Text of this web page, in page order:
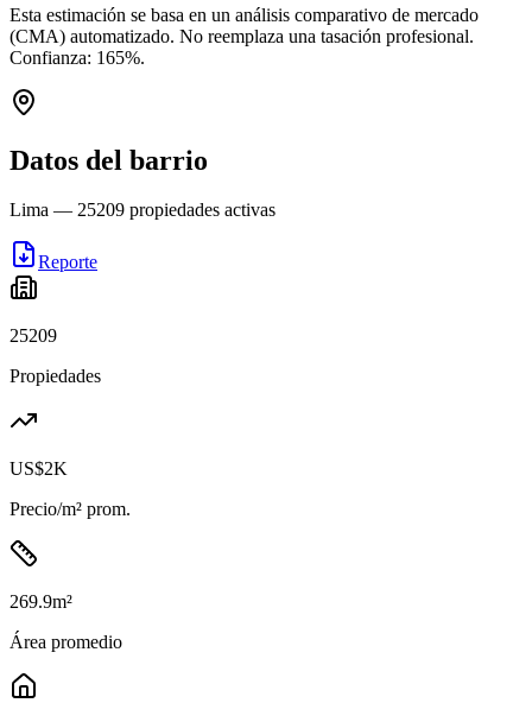
Esta estimación se basa en un análisis comparativo de mercado
(CMA) automatizado. No reemplaza una tasación profesional.
Confianza: 165%.
Datos del barrio
Lima — 25209 propiedades activas
Reporte
25209
Propiedades
US$2K
Precio/m² prom.
269.9m²
Área promedio